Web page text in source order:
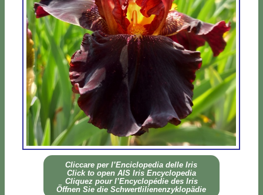
Clic­ca­re per l’En­ci­clo­pe­dia del­le Iris
Click to open AIS Iris En­cy­clo­pe­dia
Cli­quez pour l’En­cy­clo­pé­die des Iris
Öff­nen Sie die Sch­wer­tli­lie­nen­zy­klo­pä­die